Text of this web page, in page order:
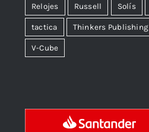
Relojes Russell Solís
tactica Thinkers Publishing
V-Cube